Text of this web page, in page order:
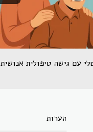
עם גישה טיפולית אנושית
הערות